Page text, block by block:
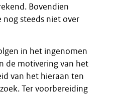
Bovendien
steeds niet over
in het ingenomen
de motivering van het
van het hieraan ten
Ter voorbereiding